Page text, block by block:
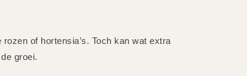
of hortensia’s. Toch kan wat extra
groei.